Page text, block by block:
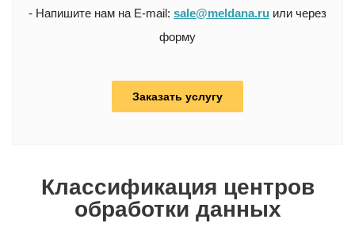
- Напишите нам на E-mail: sale@meldana.ru или через
форму
Заказать услугу
Классификация центров
обработки данных